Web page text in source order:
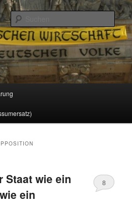
Gesellschaft
Staat wie ein
ein
8